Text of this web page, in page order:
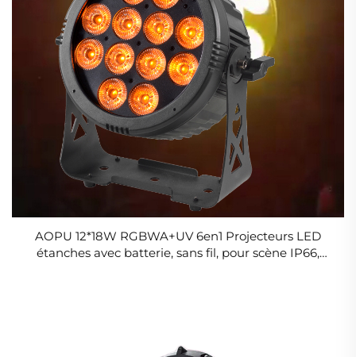
AOPU 12*18W RGBWA+UV 6en1 Projecteurs LED
étanches avec batterie, sans fil, pour scène IP66,